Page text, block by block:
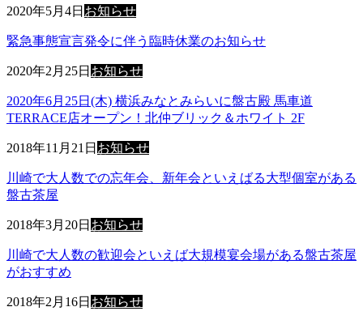
2020年5月4日 お知らせ
緊急事態宣言発令に伴う臨時休業のお知らせ
2020年2月25日 お知らせ
2020年6月25日(木) 横浜みなとみらいに盤古殿 馬車道
TERRACE店オープン！北仲ブリック＆ホワイト 2F
2018年11月21日 お知らせ
川崎で大人数での忘年会、新年会といえばる大型個室がある
盤古茶屋
2018年3月20日 お知らせ
川崎で大人数の歓迎会といえば大規模宴会場がある盤古茶屋
がおすすめ
2018年2月16日 お知らせ